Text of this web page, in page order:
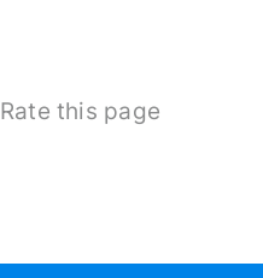
Rate this page